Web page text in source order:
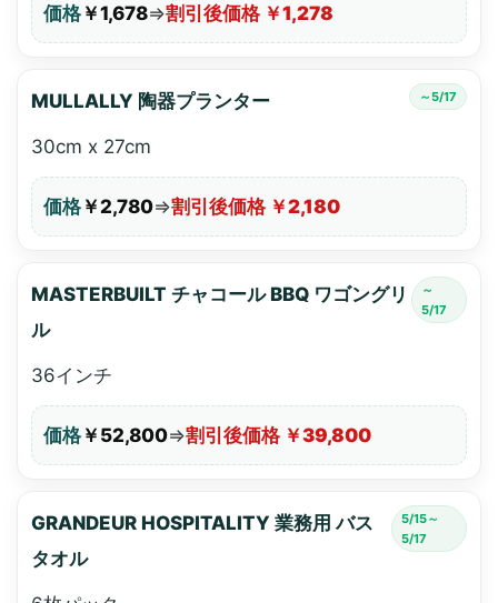
価格 ￥1,678⇒割引後価格 ￥1,278
MULLALLY 陶器プランター ～5/17
30cm x 27cm
価格 ￥2,780⇒割引後価格 ￥2,180
MASTERBUILT チャコール BBQ ワゴングリ
ル
～
5/17
36インチ
価格 ￥52,800⇒割引後価格 ￥39,800
GRANDEUR HOSPITALITY 業務用 バス
タオル
5/15～
5/17